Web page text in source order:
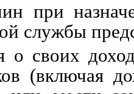
при
службы
о своих
(включая